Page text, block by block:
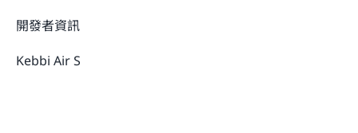
開發者資訊
Kebbi Air S